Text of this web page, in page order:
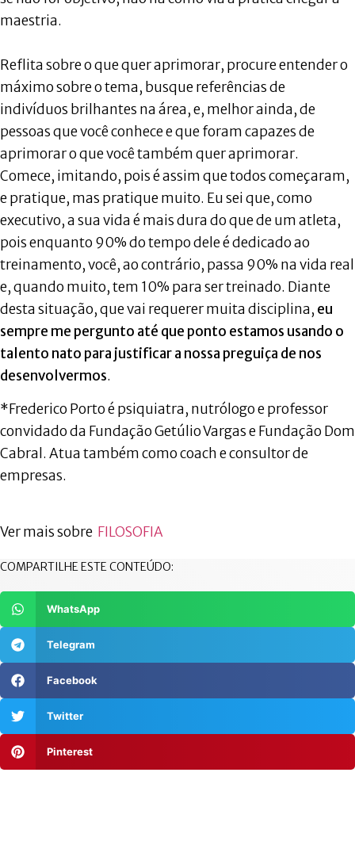
maestria.
Reflita sobre o que quer aprimorar, procure entender o
máximo sobre o tema, busque referências de
indivíduos brilhantes na área, e, melhor ainda, de
pessoas que você conhece e que foram capazes de
aprimorar o que você também quer aprimorar.
Comece, imitando, pois é assim que todos começaram,
e pratique, mas pratique muito. Eu sei que, como
executivo, a sua vida é mais dura do que de um atleta,
pois enquanto 90% do tempo dele é dedicado ao
treinamento, você, ao contrário, passa 90% na vida real
e, quando muito, tem 10% para ser treinado. Diante
desta situação, que vai requerer muita disciplina, eu
sempre me pergunto até que ponto estamos usando o
talento nato para justificar a nossa preguiça de nos
desenvolvermos.
*Frederico Porto é psiquiatra, nutrólogo e professor
convidado da Fundação Getúlio Vargas e Fundação Dom
Cabral. Atua também como coach e consultor de
empresas.
Ver mais sobre FILOSOFIA
COMPARTILHE ESTE CONTEÚDO:
WhatsApp
Telegram
Facebook
Twitter
Pinterest